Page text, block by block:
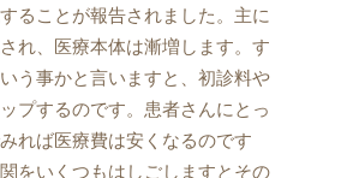
ることが報告されました。主に
れ、医療本体は漸増します。す
う事かと言いますと、初診料や
プするのです。患者さんにとっ
れば医療費は安くなるのです
をいくつもはしごしますとその